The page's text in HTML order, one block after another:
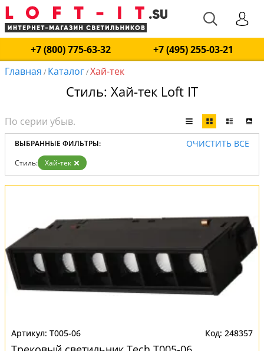
+7 (800) 775-63-32
+7 (495) 255-03-21
Главная / Каталог/Хай-тек
Стиль: Хай-тек Loft IT
ВЫБРАННЫЕ ФИЛЬТРЫ: ОЧИСТИТЬ ВСЕ
Стиль: Хай-тек
T005-06 248357